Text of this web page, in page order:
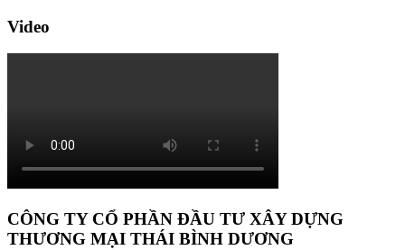
Video
CÔNG TY CỔ PHẦN ĐẦU TƯ XÂY DỰNG
THƯƠNG MẠI THÁI BÌNH DƯƠNG